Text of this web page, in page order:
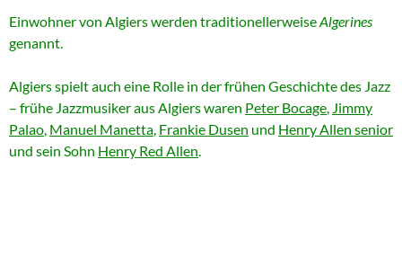
Einwohner von Algiers werden traditionellerweiseAlgerines
genannt.
Algiers spielt auch eine Rolle in der frühen Geschichte des Jazz
– frühe Jazzmusiker aus Algiers waren Peter Bocage, Jimmy
Palao, Manuel Manetta, Frankie Dusen und Henry Allen senior
und sein Sohn Henry Red Allen.